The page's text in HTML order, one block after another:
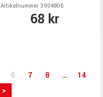
Artikelnummer 3904805
68 kr
6 7 8 ...
14
>